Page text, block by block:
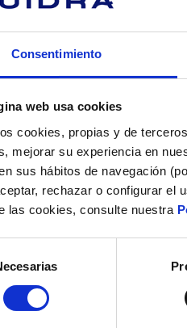
Consentimiento
web usa cookies
cookies, propias y de
mejorar su experiencia en
sus hábitos de navegación
rechazar o configurar el
las cookies, consulte nuestra
qué requiere una planificación
parque acuático?
de diseñar un parque acuático?
en el plan maestro?
en el diseño de un parque acuático?
en la fase de diseño? ⚠️ El elemento
acuático?
al diseño de los parques acuáticos?
un parque acuático a la rentabilidad a
diseño de un parque acuático?
acuático?
acuático?
de un parque acuático cubierto y uno al
en un parque acuático?
acuáticos y por qué
de planificación,